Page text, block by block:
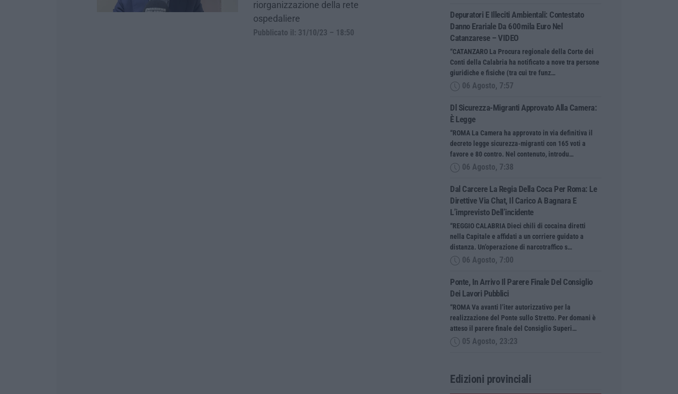
riorganizzazione della rete
ospedaliere
Pubblicato il: 31/10/23 – 18:50
Depuratori E Illeciti Ambientali: Contestato
Danno Erariale Da 600mila Euro Nel
Catanzarese – VIDEO
“CATANZARO La Procura regionale della Corte dei
Conti della Calabria ha notificato a nove tra persone
giuridiche e fisiche (tra cui tre funz…
06 Agosto, 7:57
Dl Sicurezza-Migranti Approvato Alla Camera:
È Legge
“ROMA La Camera ha approvato in via definitiva il
decreto legge sicurezza-migranti con 165 voti a
favore e 80 contro. Nel contenuto, introdu…
06 Agosto, 7:38
Dal Carcere La Regia Della Coca Per Roma: Le
Direttive Via Chat, Il Carico A Bagnara E
L’imprevisto Dell’incidente
“REGGIO CALABRIA Dieci chili di cocaina diretti
nella Capitale e affidati a un corriere guidato a
distanza. Un’operazione di narcotraffico s…
06 Agosto, 7:00
Ponte, In Arrivo Il Parere Finale Del Consiglio
Dei Lavori Pubblici
“ROMA Va avanti l’iter autorizzativo per la
realizzazione del Ponte sullo Stretto. Per domani è
atteso il parere finale del Consiglio Superi…
05 Agosto, 23:23
Edizioni provinciali